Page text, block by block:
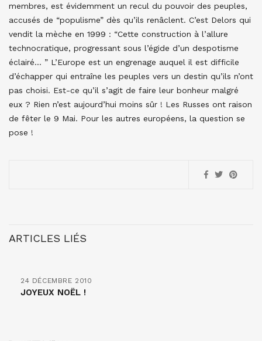
membres, est évidemment un recul du pouvoir des peuples,
accusés de “populisme” dès qu’ils renâclent. C’est Delors qui
vendit la mèche en 1999 : “Cette construction à l’allure
technocratique, progressant sous l’égide d’un despotisme
éclairé… ” L’Europe est un engrenage auquel il est difficile
d’échapper qui entraîne les peuples vers un destin qu’ils n’ont
pas choisi. Est-ce qu’il s’agit de faire leur bonheur malgré
eux ? Rien n’est aujourd’hui moins sûr ! Les Russes ont raison
de fêter le 9 Mai. Pour les autres européens, la question se
pose !
ARTICLES LIÉS
24 DÉCEMBRE 2010
JOYEUX NOËL !